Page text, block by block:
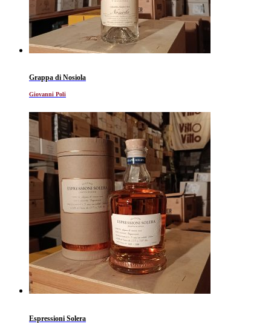
Grappa di Nosiola
Giovanni Poli
Espressioni Solera